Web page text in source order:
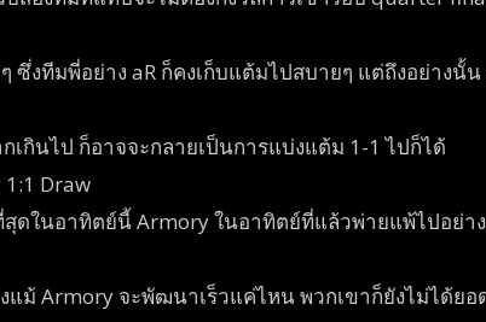
ซึ่งทีมพี่อย่าง aR ก็คงเก็บแต้มไปสบายๆ แต่ถึงอย่างนั้น
เกินไป ก็อาจจะกลายเป็นการแบ่งแต้ม 1-1 ไปก็ได้
Draw
ดในอาทิตย์นี้ Armory ในอาทิตย์ที่แล้วพ่ายแพ้ไปอย่า
แม้ Armory จะพัฒนาเร็วแค่ไหน พวกเขาก็ยังไม่ได้